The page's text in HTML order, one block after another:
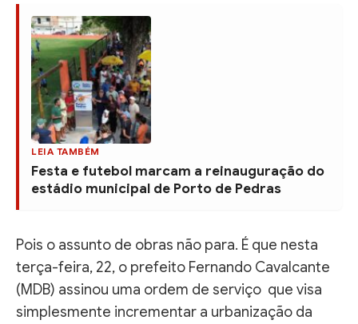
LEIA TAMBÉM
Festa e futebol marcam a reinauguração do
estádio municipal de Porto de Pedras
Pois o assunto de obras não para. É que nesta
terça-feira, 22, o prefeito Fernando Cavalcante
(MDB) assinou uma ordem de serviço que visa
simplesmente incrementar a urbanização da